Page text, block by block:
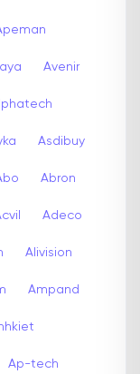
Avenir
Asdibuy
Abron
Adeco
Alivision
Ampand
Ap-tech